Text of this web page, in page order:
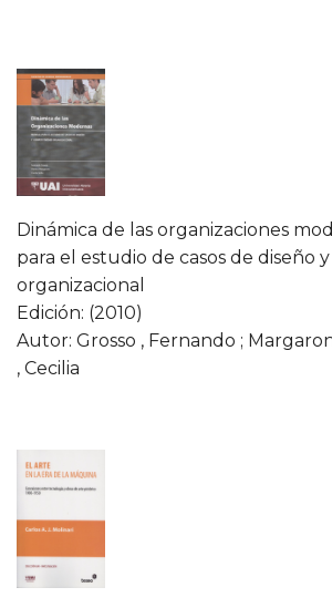
Dinámica de las organizaciones
para el estudio de casos de diseño
organizacional
Edición: (2010)
Autor: Grosso , Fernando ;
, Cecilia